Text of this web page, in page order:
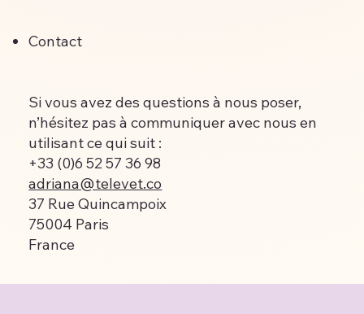
Contact
Si vous avez des questions à nous poser,
n’hésitez pas à communiquer avec nous en
utilisant ce qui suit :
+33 (0)6 52 57 36 98
adriana@televet.co
37 Rue Quincampoix
75004 Paris
France